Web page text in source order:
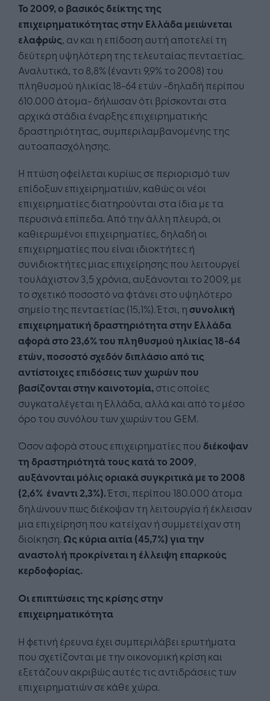
To 2009, ο βασικός δείκτης της
επιχειρηματικότητας στην Ελλάδα μειώνεται
ελαφρώς, αν και η επίδοση αυτή αποτελεί τη
δεύτερη υψηλότερη της τελευταίας πενταετίας.
Αναλυτικά, το 8,8% (έναντι 9,9% το 2008) του
πληθυσμού ηλικίας 18-64 ετών -δηλαδή περίπου
610.000 άτομα- δήλωσαν ότι βρίσκονται στα
αρχικά στάδια έναρξης επιχειρηματικής
δραστηριότητας, συμπεριλαμβανομένης της
αυτοαπασχόλησης.
Η πτώση οφείλεται κυρίως σε περιορισμό των
επίδοξων επιχειρηματιών, καθώς οι νέοι
επιχειρηματίες διατηρούνται στα ίδια με τα
περυσινά επίπεδα. Από την άλλη πλευρά, οι
καθιερωμένοι επιχειρηματίες, δηλαδή οι
επιχειρηματίες που είναι ιδιοκτήτες ή
συνιδιοκτήτες μιας επιχείρησης που λειτουργεί
τουλάχιστον 3,5 χρόνια, αυξάνονται το 2009, με
το σχετικό ποσοστό να φτάνει στο υψηλότερο
σημείο της πενταετίας (15,1%). Έτσι, ησυνολική
επιχειρηματική δραστηριότητα στην Ελλάδα
αφορά στο 23,6% του πληθυσμού ηλικίας 18-64
ετών, ποσοστό σχεδόν διπλάσιο από τις
αντίστοιχες επιδόσεις των χωρών που
βασίζονται στην καινοτομία,στις οποίες
συγκαταλέγεται η Ελλάδα, αλλά και από το μέσο
όρο του συνόλου των χωρών του GEM.
Όσον αφορά στους επιχειρηματίες που διέκοψαν
τη δραστηριότητά τους κατά το 2009,
αυξάνονται μόλις οριακά συγκριτικά με το 2008
(2,6% έναντι 2,3%).Έτσι, περίπου 180.000 άτομα
δηλώνουν πως διέκοψαν τη λειτουργία ή έκλεισαν
μια επιχείρηση που κατείχαν ή συμμετείχαν στη
διοίκηση. Ως κύρια αιτία (45,7%) για την
αναστολή προκρίνεται η έλλειψη επαρκούς
κερδοφορίας.
Oι επιπτώσεις της κρίσης στην
επιχειρηματικότητα
Η φετινή έρευνα έχει συμπεριλάβει ερωτήματα
που σχετίζονται με την οικονομική κρίση και
εξετάζουν ακριβώς αυτές τις αντιδράσεις των
επιχειρηματιών σε κάθε χώρα.